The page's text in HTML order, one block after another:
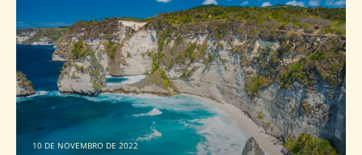
10 DE NOVEMBRO DE 2022